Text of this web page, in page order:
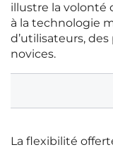
illustre la volonté
à la technologie
d’utilisateurs,
novices.
La flexibilité